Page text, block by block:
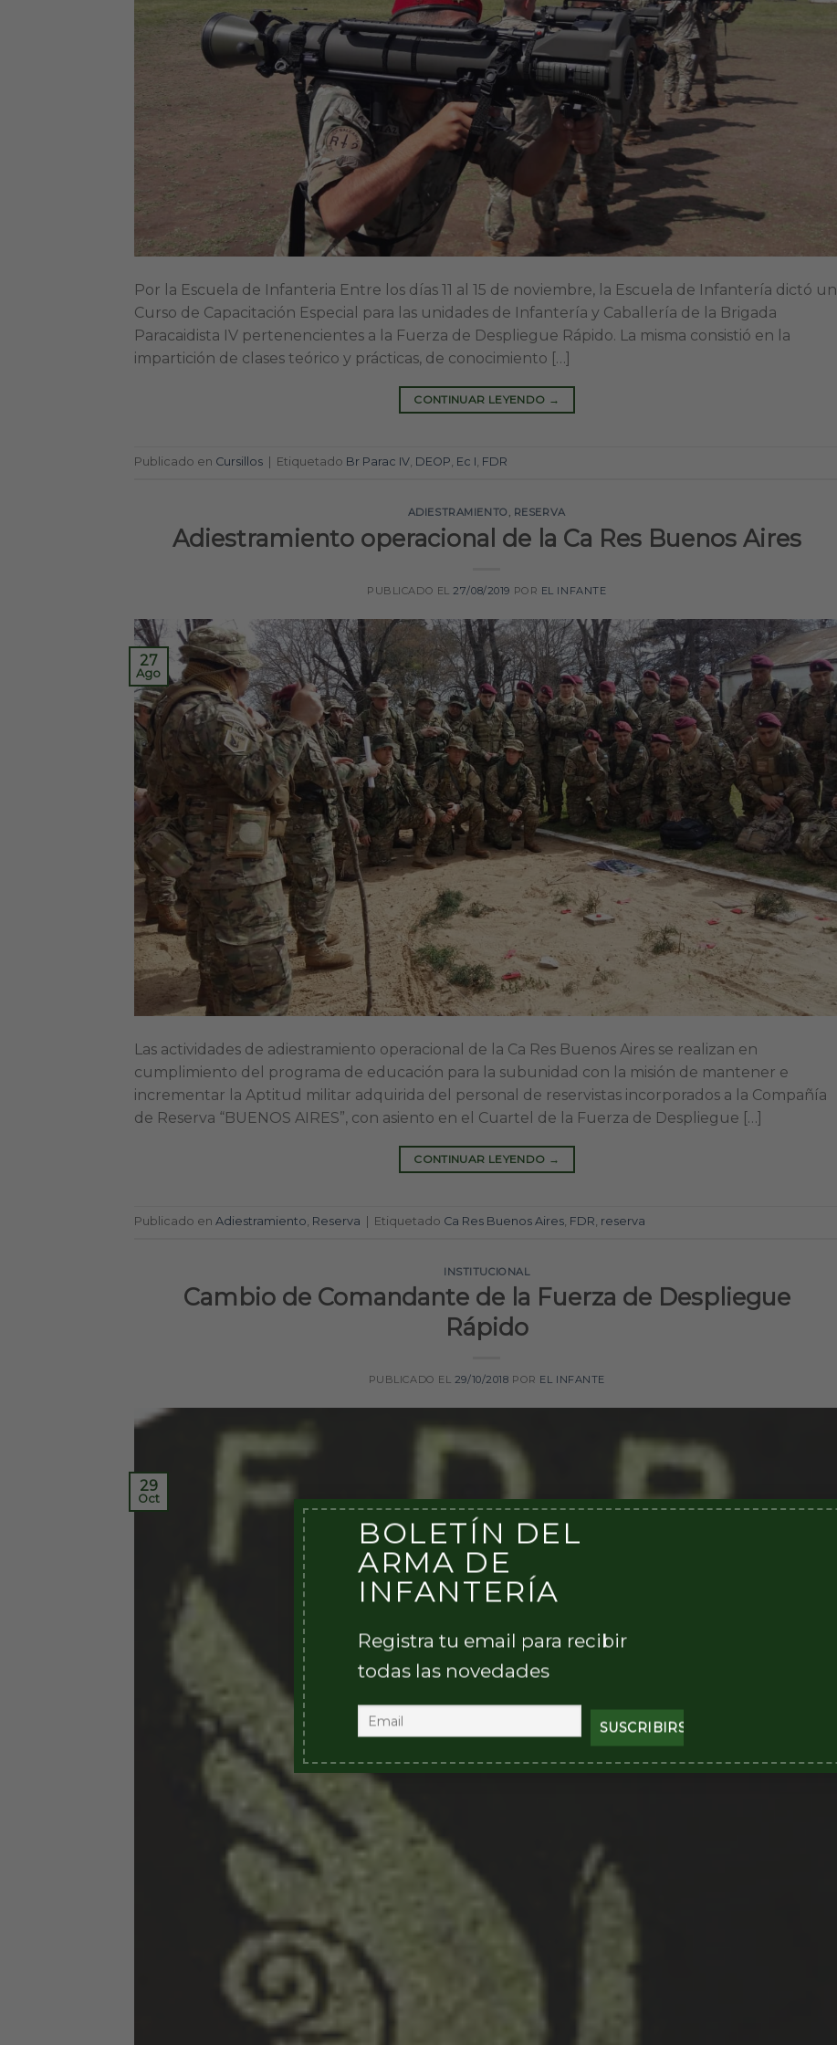
BOLETÍN DEL
ARMA DE
INFANTERÍA
Registra tu email para recibir
todas las novedades
Por la Escuela de Infanteria Entre los días 11 al 15 de noviembre, la Escuela de Infantería dictó un
Curso de Capacitación Especial para las unidades de Infantería y Caballería de la Brigada
Paracaidista IV pertenencientes a la Fuerza de Despliegue Rápido. La misma consistió en la
impartición de clases teórico y prácticas, de conocimiento […]
CONTINUAR LEYENDO →
Publicado en Cursillos Etiquetado Br Parac IV, DEOP, Ec I, FDR
ADIESTRAMIENTO , RESERVA
Adiestramiento operacional de la Ca Res Buenos Aires
PUBLICADO EL 27/08/2019 POR EL INFANTE
27
Ago
Las actividades de adiestramiento operacional de la Ca Res Buenos Aires se realizan en
cumplimiento del programa de educación para la subunidad con la misión de mantener e
incrementar la Aptitud militar adquirida del personal de reservistas incorporados a la Compañía
de Reserva “BUENOS AIRES”, con asiento en el Cuartel de la Fuerza de Despliegue […]
CONTINUAR LEYENDO →
Publicado en Adiestramiento Reserva Etiquetado Ca Res Buenos Aires FDR reserva
INSTITUCIONAL
Cambio de Comandante de la Fuerza de Despliegue
Rápido
PUBLICADO EL 29/10/2018 POR EL INFANTE
29
Oct